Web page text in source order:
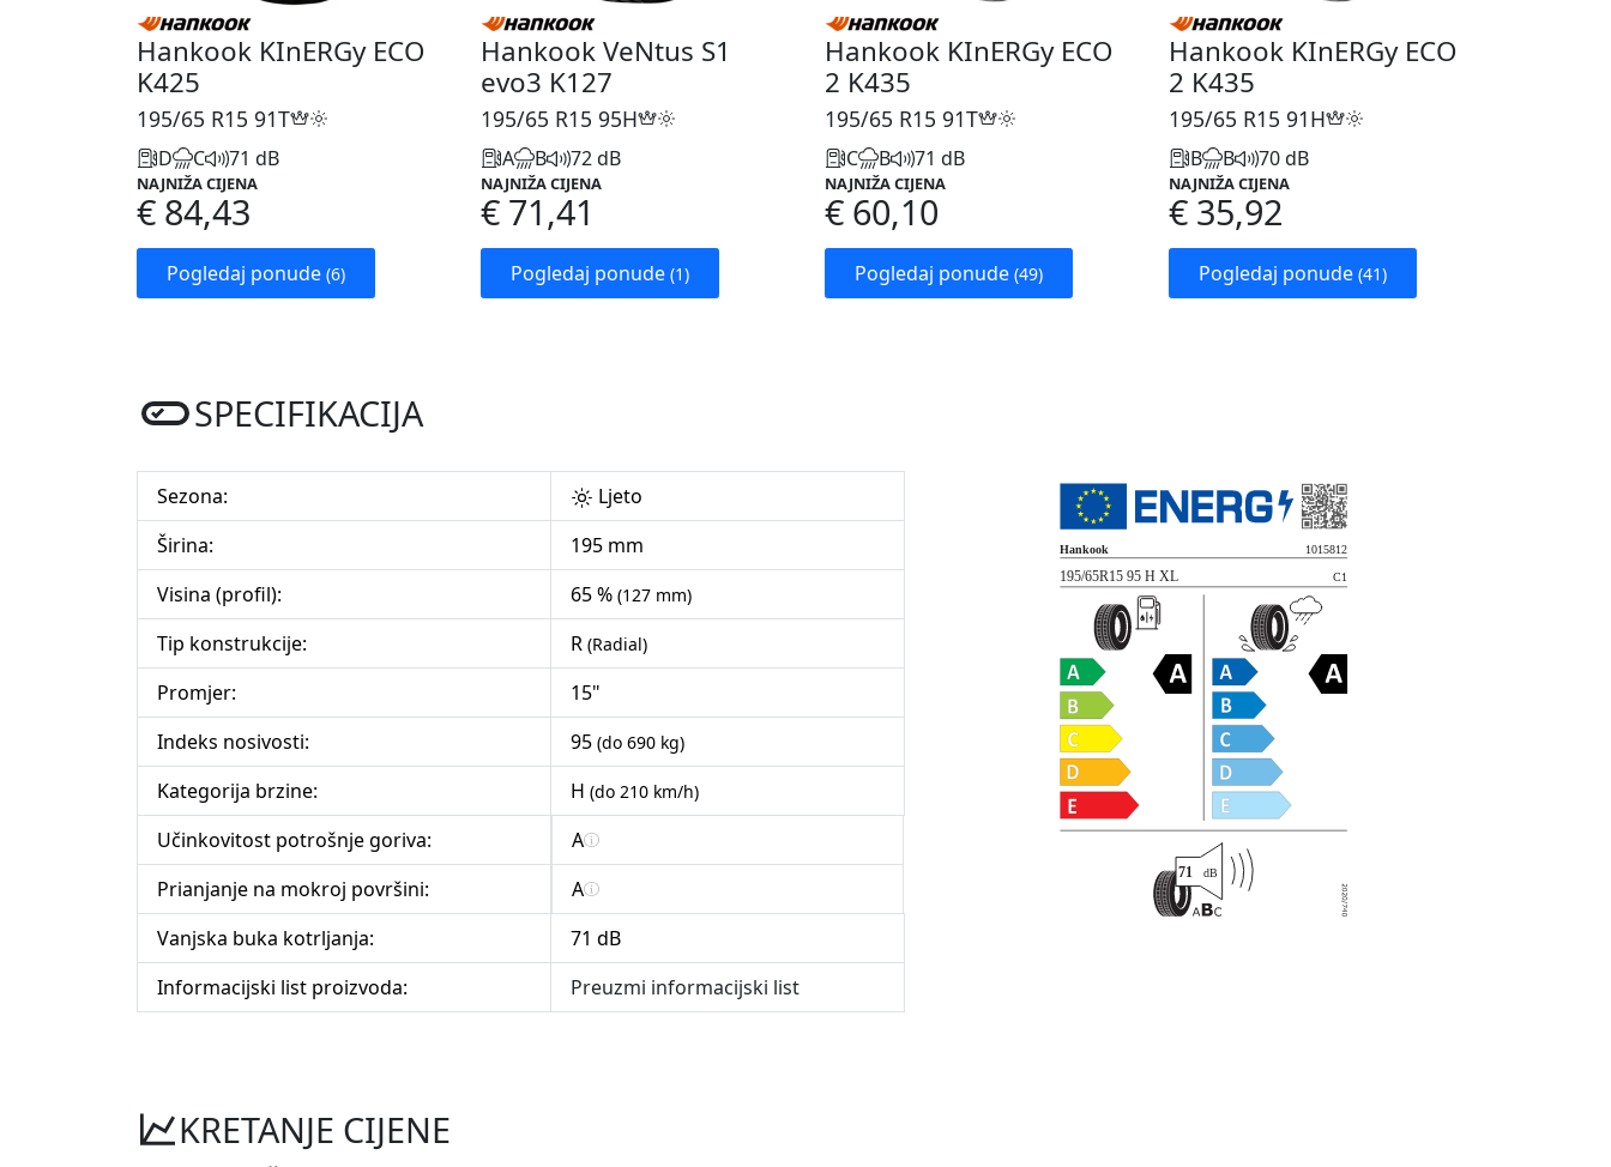
Hankook KInERGy ECO
K425
195/65 R15 91T
D C 71 dB
NAJNIŽA CIJENA
€ 84,43
Pogledaj ponude (6)
Hankook VeNtus S1
evo3 K127
195/65 R15 95H
A B 72 dB
NAJNIŽA CIJENA
€ 71,41
Pogledaj ponude (1)
Hankook KInERGy ECO
2 K435
195/65 R15 91T
C B 71 dB
NAJNIŽA CIJENA
€ 60,10
Pogledaj ponude (49)
Hankook KInERGy ECO
2 K435
195/65 R15 91H
B B 70 dB
NAJNIŽA CIJENA
€ 35,92
Pogledaj ponude (41)
SPECIFIKACIJA
Sezona:
Ljeto
Širina:
195 mm
Visina (profil):
65 % (127 mm)
Tip konstrukcije: R (Radial)
Promjer:
15"
Indeks nosivosti:
95 (do 690 kg)
Kategorija brzine: H (do 210 km/h)
Učinkovitost potrošnje goriva:
A
Prianjanje na mokroj površini:
A
Vanjska buka kotrljanja:
71 dB
Informacijski list proizvoda:
Preuzmi informacijski list
KRETANJE CIJENE